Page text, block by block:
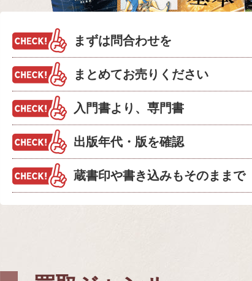
まずは問合わせを
まとめてお売りください
入門書より、専門書
出版年代・版を確認
蔵書印や書き込みもそのままで